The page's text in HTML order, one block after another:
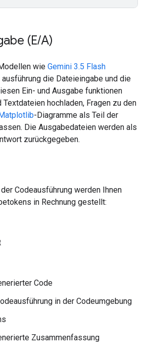
(E/A)
wie Gemini 3.5 Flash
die Dateieingabe und die
Ein- und Ausgabe funktionen
Textdateien hochladen, Fragen zu den
-Diagramme als Teil der
Die Ausgabedateien werden als
zurückgegeben.
Codeausführung werden Ihnen
in Rechnung gestellt:
Code
in der Codeumgebung
Zusammenfassung